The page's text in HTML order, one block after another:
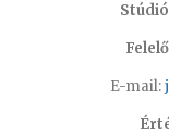
E-mail: